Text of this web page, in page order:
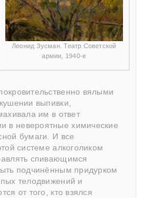
Леонид Зусман. Театр Советской
армии, 1940-е
вялыми
выпивки,
им в ответ
в невероятные химические
бумаги. И все
системе алкоголиком
спивающимся
подчинённым придурком
телодвижений и
от того, кто взялся